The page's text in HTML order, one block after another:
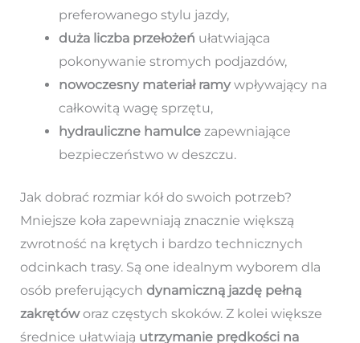
preferowanego stylu jazdy,
duża liczba przełożeń ułatwiająca
pokonywanie stromych podjazdów,
nowoczesny materiał ramywpływający na
całkowitą wagę sprzętu,
hydrauliczne hamulcezapewniające
bezpieczeństwo w deszczu.
Jak dobrać rozmiar kół do swoich potrzeb?
Mniejsze koła zapewniają znacznie większą
zwrotność na krętych i bardzo technicznych
odcinkach trasy. Są one idealnym wyborem dla
osób preferujących dynamiczną jazdę pełną
zakrętóworaz częstych skoków. Z kolei większe
średnice ułatwiają utrzymanie prędkości na